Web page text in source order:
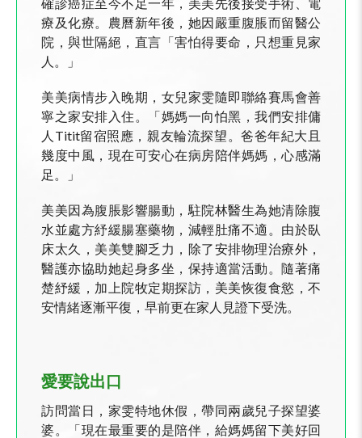
療及化療。農曆新年後，她因嚴重腹脹而留醫公
院，與世隔絕，直言「害怕得要命，只想重見家
人。」
美美病情步入晚期，女兒家雯隨即聯絡賽馬會善
寧之家安排入住。「媽媽一向怕黑，我們安排傭
人 Titit留宿照應，親友輪流探望。爸爸年紀大且
幾度中風，現在可安心在病房陪伴媽媽，心感滿
足。」
美美因為腹脹影響腸動，駐院林醫生為她清除腹
水並處方紓緩腸塞藥物，減輕肚痛不適。由於臥
床太久，美美雙腳乏力，除了安排物理治療外，
醫護亦協助她起身多坐，保持適當活動。隨著痛
楚紓緩，加上院牧定期探訪，美美恢復食慾，不
安情緒逐漸平復，早前更在家人見證下受洗。
愛要說出口
訪問當日，家雯特地休假，帶同兩歲兒子探望婆
婆。「現在最重要的是陪伴，給媽媽留下美好回